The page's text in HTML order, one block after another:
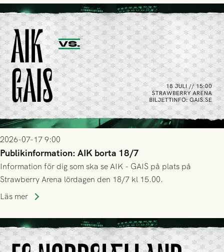
2026-07-17 9:00
Publikinformation: AIK borta 18/7
Information för dig som ska se AIK - GAIS på plats på
Strawberry Arena lördagen den 18/7 kl 15.00.
Läs mer